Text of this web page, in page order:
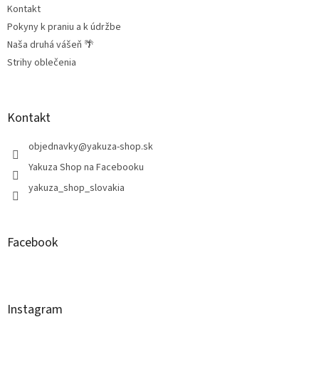
Kontakt
Pokyny k praniu a k údržbe
Naša druhá vášeň 🌴
Strihy oblečenia
Kontakt
objednavky@yakuza-shop.sk
Yakuza Shop na Facebooku
yakuza_shop_slovakia
Facebook
Instagram